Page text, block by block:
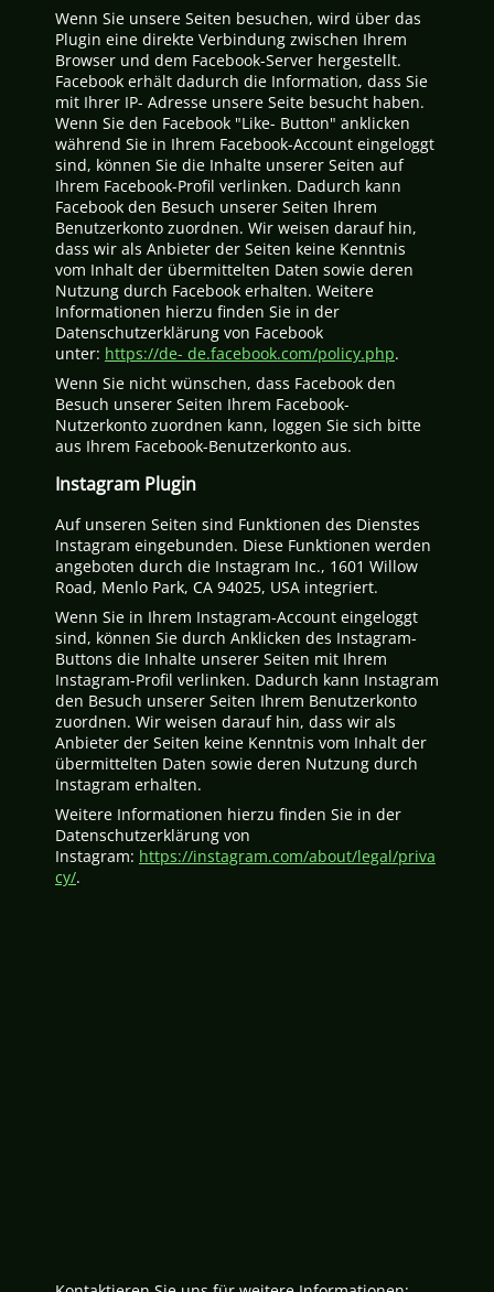
Wenn Sie unsere Seiten besuchen, wird über das
Plugin eine direkte Verbindung zwischen Ihrem
Browser und dem Facebook-Server hergestellt.
Facebook erhält dadurch die Information, dass Sie
mit Ihrer IP- Adresse unsere Seite besucht haben.
Wenn Sie den Facebook "Like- Button" anklicken
während Sie in Ihrem Facebook-Account eingeloggt
sind, können Sie die Inhalte unserer Seiten auf
Ihrem Facebook-Profil verlinken. Dadurch kann
Facebook den Besuch unserer Seiten Ihrem
Benutzerkonto zuordnen. Wir weisen darauf hin,
dass wir als Anbieter der Seiten keine Kenntnis
vom Inhalt der übermittelten Daten sowie deren
Nutzung durch Facebook erhalten. Weitere
Informationen hierzu finden Sie in der
Datenschutzerklärung von Facebook
unter: https://de- de.facebook.com/policy.php.
Wenn Sie nicht wünschen, dass Facebook den
Besuch unserer Seiten Ihrem Facebook-
Nutzerkonto zuordnen kann, loggen Sie sich bitte
aus Ihrem Facebook-Benutzerkonto aus.
Instagram Plugin
Auf unseren Seiten sind Funktionen des Dienstes
Instagram eingebunden. Diese Funktionen werden
angeboten durch die Instagram Inc., 1601 Willow
Road, Menlo Park, CA 94025, USA integriert.
Wenn Sie in Ihrem Instagram-Account eingeloggt
sind, können Sie durch Anklicken des Instagram-
Buttons die Inhalte unserer Seiten mit Ihrem
Instagram-Profil verlinken. Dadurch kann Instagram
den Besuch unserer Seiten Ihrem Benutzerkonto
zuordnen. Wir weisen darauf hin, dass wir als
Anbieter der Seiten keine Kenntnis vom Inhalt der
übermittelten Daten sowie deren Nutzung durch
Instagram erhalten.
Weitere Informationen hierzu finden Sie in der
Datenschutzerklärung von
Instagram: https://instagram.com/about/legal/priva
cy/.